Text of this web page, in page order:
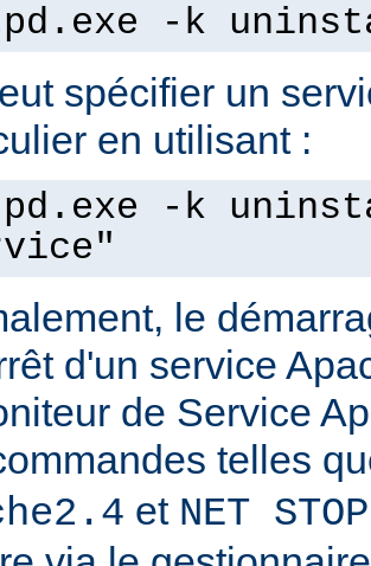
-k
spécifier un
en utilisant :
-k
le
d'un service
de Service
telles
et NET